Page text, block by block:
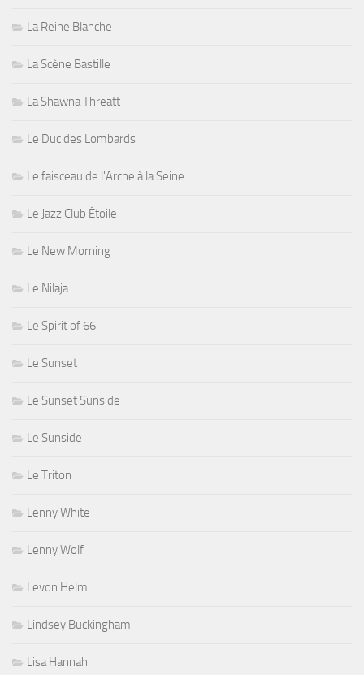
La Reine Blanche
La Scène Bastille
La Shawna Threatt
Le Duc des Lombards
Le faisceau de l'Arche à la Seine
Le Jazz Club Étoile
Le New Morning
Le Nilaja
Le Spirit of 66
Le Sunset
Le Sunset Sunside
Le Sunside
Le Triton
Lenny White
Lenny Wolf
Levon Helm
Lindsey Buckingham
Lisa Hannah